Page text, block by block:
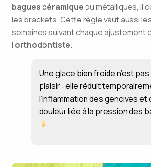
bagues céramiqueou métalliques, il
les brackets. Cette règle vaut aussi
semaines suivant chaque ajustement
l’orthodontiste.
Une glace bien froide n’est pas
plaisir : elle réduit
l’inflammation des gencives et
douleur liée à la pression des